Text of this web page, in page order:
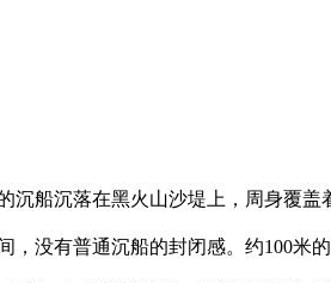
沉船沉落在黑火山沙堤上，周身覆
没有普通沉船的封闭感。约100米